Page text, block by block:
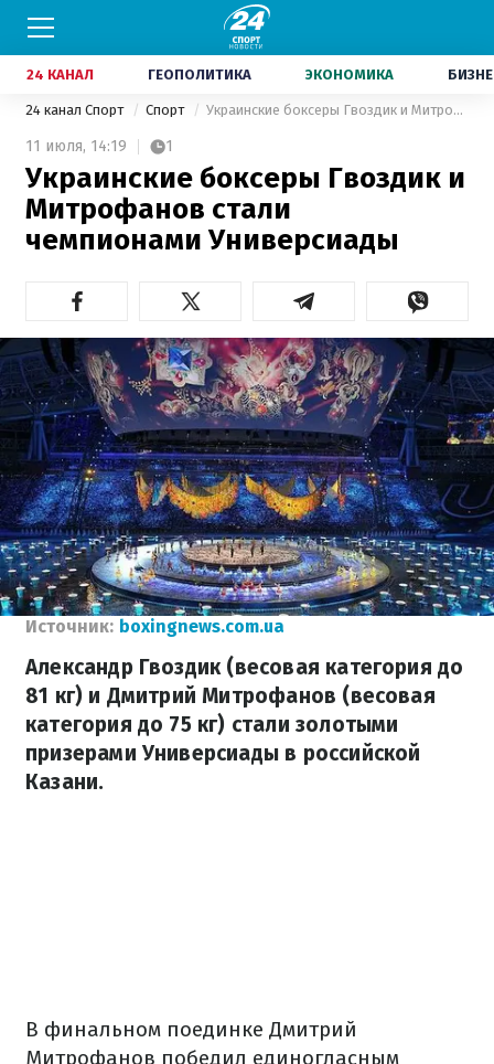
24 КАНАЛ ГЕОПОЛИТИКА ЭКОНОМИКА
24 канал Спорт Спорт Украинские боксеры Гвоздик и Митрофанов стали чемпионами Универсиады
11 июля, 14:19 1
Украинские боксеры Гвоздик и
Митрофанов стали
чемпионами Универсиады
Источник: boxingnews.com.ua
Александр Гвоздик (весовая категория до
81 кг) и Дмитрий Митрофанов (весовая
категория до 75 кг) стали золотыми
призерами Универсиады в российской
Казани.
В финальном поединке Дмитрий
Митрофанов победил единогласным